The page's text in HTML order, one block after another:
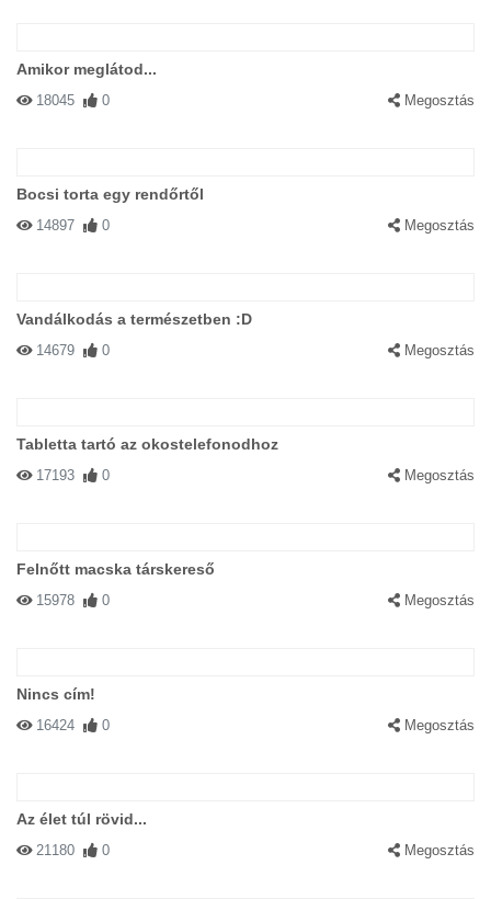
Amikor meglátod...
18045 0 Megosztás
Bocsi torta egy rendőrtől
14897 0 Megosztás
Vandálkodás a természetben :D
14679 0 Megosztás
Tabletta tartó az okostelefonodhoz
17193 0 Megosztás
Felnőtt macska társkereső
15978 0 Megosztás
Nincs cím!
16424 0 Megosztás
Az élet túl rövid...
21180 0 Megosztás